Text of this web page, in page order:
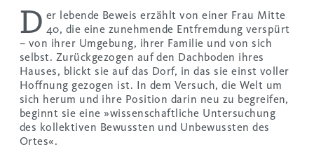
Instagram
Facebook
D er lebende Beweis erzählt von einer Frau Mitte
40, die eine zunehmende Entfremdung verspürt
– von ihrer Umgebung, ihrer Familie und von sich
selbst. Zurückgezogen auf den Dachboden ihres
Hauses, blickt sie auf das Dorf, in das sie einst voller
Hoffnung gezogen ist. In dem Versuch, die Welt um
sich herum und ihre Position darin neu zu begreifen,
beginnt sie eine »wissenschaftliche Untersuchung
des kollektiven Bewussten und Unbewussten des
Ortes«.